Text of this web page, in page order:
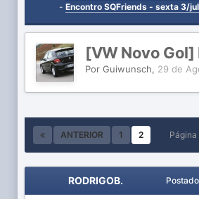
- Encontro SQFriends - sexta 3/
[VW Novo Gol]
Por Guiwunsch, 29 de
ANTERIOR 1 2 Página
RODRIGOB.